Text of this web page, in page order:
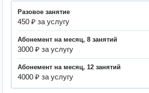
разовое занятие
450 ₽ за услугу
абонемент на месяц, 8 занятий
3000 ₽ за услугу
абонемент на месяц, 12 занятий
4000 ₽ за услугу